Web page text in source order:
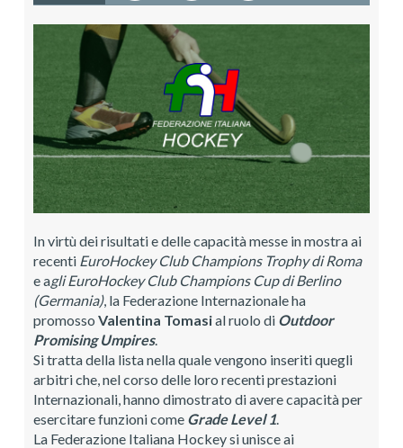
In virtù dei risultati e delle capacità messe in mostra ai
recenti EuroHockey Club Champions Trophy di Roma
e agli EuroHockey Club Champions Cup di Berlino
(Germania), la Federazione Internazionale ha
promosso Valentina Tomasial ruolo di Outdoor
Promising Umpires.
Si tratta della lista nella quale vengono inseriti quegli
arbitri che, nel corso delle loro recenti prestazioni
Internazionali, hanno dimostrato di avere capacità per
esercitare funzioni come Grade Level 1.
La Federazione Italiana Hockey si unisce ai